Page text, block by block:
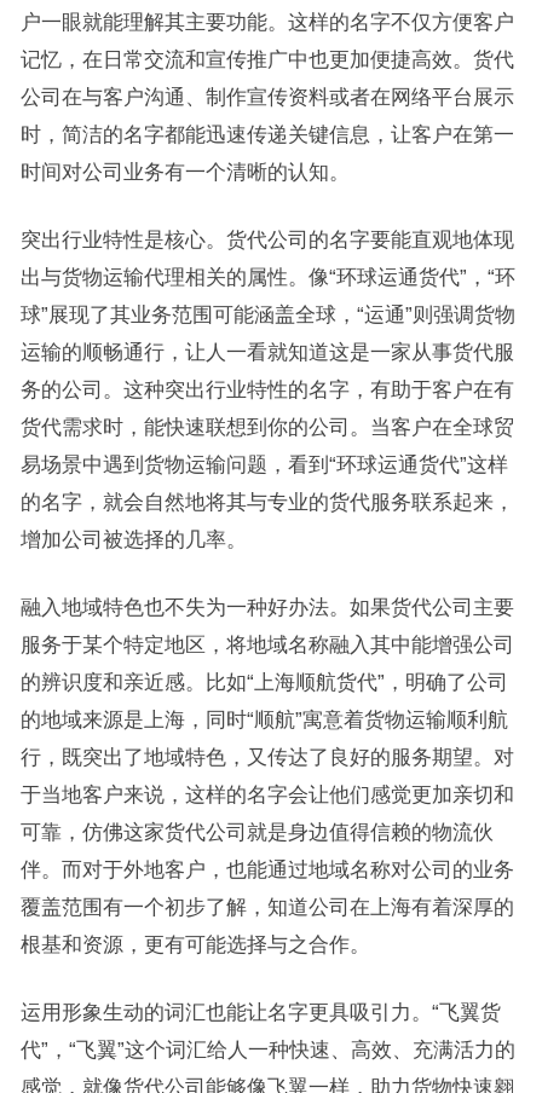
户一眼就能理解其主要功能。这样的名字不仅方便客户
记忆，在日常交流和宣传推广中也更加便捷高效。货代
公司在与客户沟通、制作宣传资料或者在网络平台展示
时，简洁的名字都能迅速传递关键信息，让客户在第一
时间对公司业务有一个清晰的认知。
突出行业特性是核心。货代公司的名字要能直观地体现
出与货物运输代理相关的属性。像“环球运通货代”，“环
球”展现了其业务范围可能涵盖全球，“运通”则强调货物
运输的顺畅通行，让人一看就知道这是一家从事货代服
务的公司。这种突出行业特性的名字，有助于客户在有
货代需求时，能快速联想到你的公司。当客户在全球贸
易场景中遇到货物运输问题，看到“环球运通货代”这样
的名字，就会自然地将其与专业的货代服务联系起来，
增加公司被选择的几率。
融入地域特色也不失为一种好办法。如果货代公司主要
服务于某个特定地区，将地域名称融入其中能增强公司
的辨识度和亲近感。比如“上海顺航货代”，明确了公司
的地域来源是上海，同时“顺航”寓意着货物运输顺利航
行，既突出了地域特色，又传达了良好的服务期望。对
于当地客户来说，这样的名字会让他们感觉更加亲切和
可靠，仿佛这家货代公司就是身边值得信赖的物流伙
伴。而对于外地客户，也能通过地域名称对公司的业务
覆盖范围有一个初步了解，知道公司在上海有着深厚的
根基和资源，更有可能选择与之合作。
运用形象生动的词汇也能让名字更具吸引力。“飞翼货
代”，“飞翼”这个词汇给人一种快速、高效、充满活力的
感觉，就像货代公司能够像飞翼一样，助力货物快速翱